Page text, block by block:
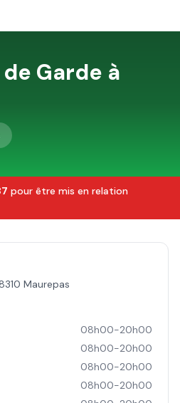
Garde à
pour être mis en relation
Maurepas
08h00-20h00
08h00-20h00
08h00-20h00
08h00-20h00